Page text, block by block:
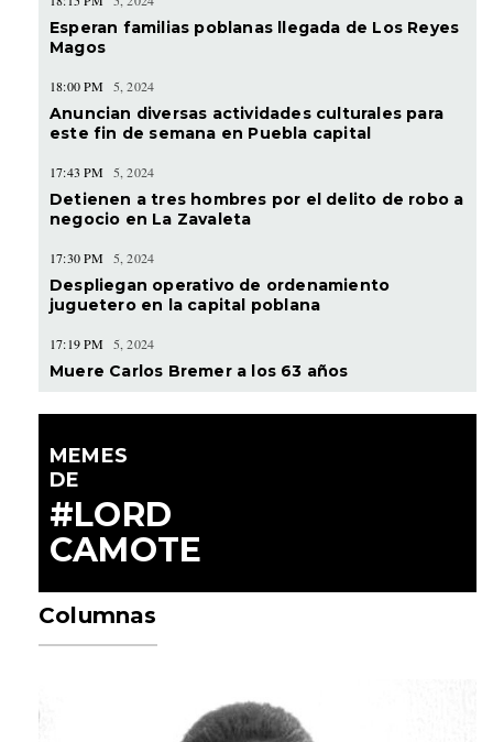
Esperan familias poblanas llegada de Los Reyes
Magos
18:00 PM 5, 2024
Anuncian diversas actividades culturales para
este fin de semana en Puebla capital
17:43 PM 5, 2024
Detienen a tres hombres por el delito de robo a
negocio en La Zavaleta
17:30 PM 5, 2024
Despliegan operativo de ordenamiento
juguetero en la capital poblana
17:19 PM 5, 2024
Muere Carlos Bremer a los 63 años
MEMES
DE
#LORD
CAMOTE
Columnas